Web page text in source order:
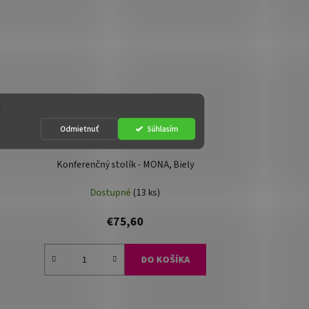
Odmietnuť Súhlasím
Konferenčný stolík - MONA, Biely
Dostupné (13 ks)
€75,60
DO KOŠÍKA